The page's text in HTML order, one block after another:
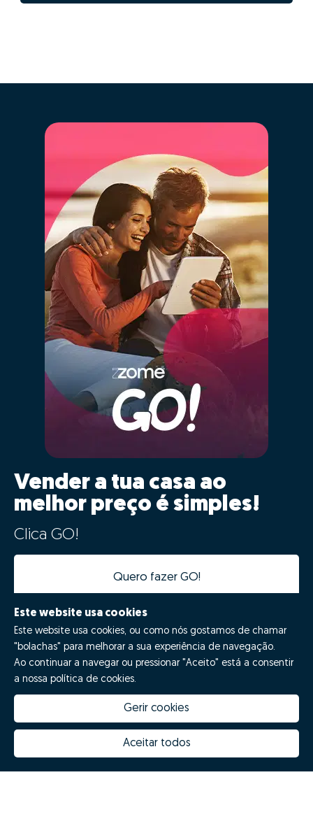
Vender a tua casa ao
melhor preço é simples!
Clica GO!
Quero fazer GO!
Porquê escolher a Zome
Prémios
Inovação Zome
Hubs Zome
Contactos
Este website usa cookies
Este website usa cookies, ou como nós gostamos de chamar
"bolachas" para melhorar a sua experiência de navegação.
Ao continuar a navegar ou pressionar "Aceito" está a consentir
a nossa política de cookies.
Gerir cookies
Aceitar todos